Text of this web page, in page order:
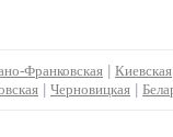
Франковская Киевская
Черновицкая